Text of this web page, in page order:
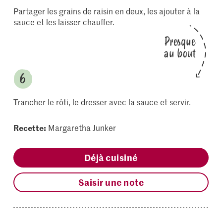
Partager les grains de raisin en deux, les ajouter à la
sauce et les laisser chauffer.
Presque
au bout
Trancher le rôti, le dresser avec la sauce et servir.
Recette: Margaretha Junker
Déjà cuisiné
Saisir une note